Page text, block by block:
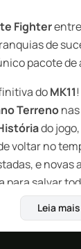
Fighter
de
pacote de
doMK11
Terreno
do
voltar no
e novas
para salvar
37 Leia mais